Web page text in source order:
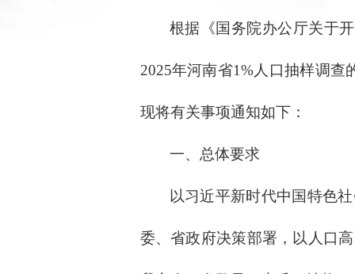
根据《国务院办公厅关于
2025年河南省1%人口抽样调查
现将有关事项通知如下：
一、总体要求
以习近平新时代中国特色
委、省政府决策部署，以人口